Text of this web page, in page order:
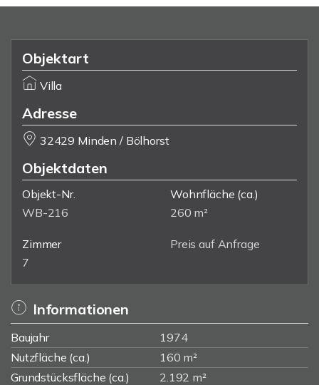
Objektart
Villa
Adresse
32429 Minden / Bölhorst
Objektdaten
Objekt-Nr.
WB-216
Wohnfläche (ca.)
260 m²
Zimmer
7
Preis auf Anfrage
Informationen
Baujahr
1974
Nutzfläche (ca.)
160 m²
Grundstücksfläche (ca.)
2.192 m²